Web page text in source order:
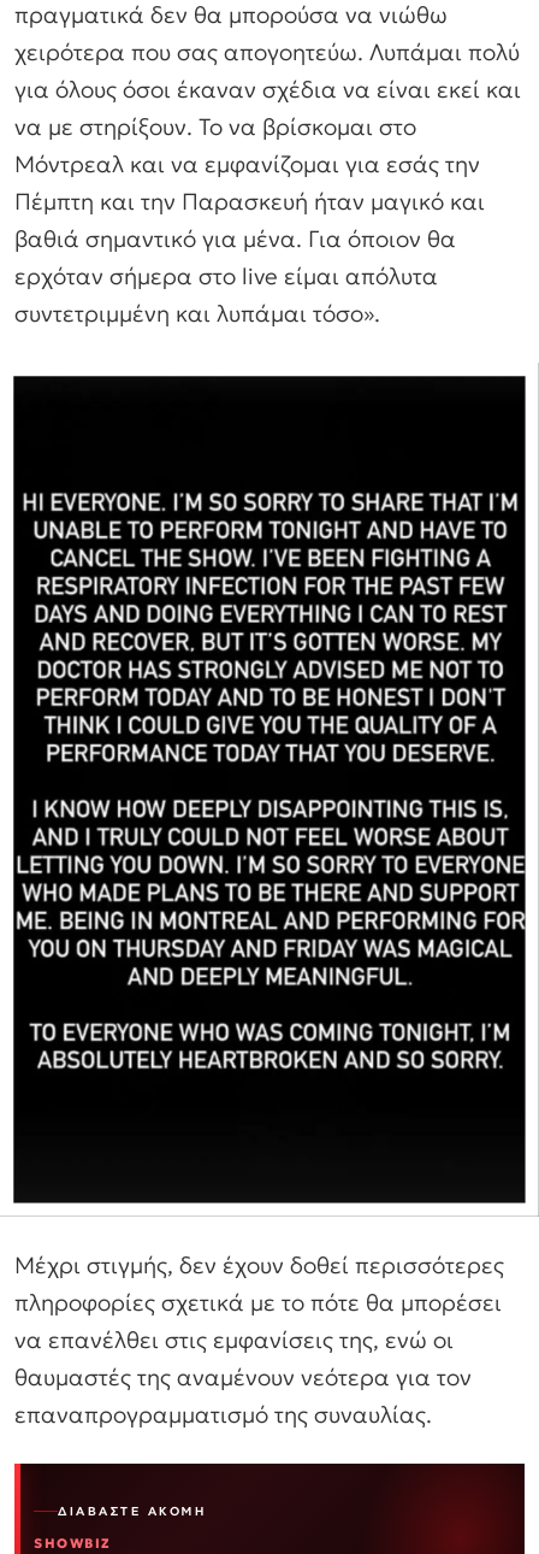
πραγματικά δεν θα μπορούσα να νιώθω
χειρότερα που σας απογοητεύω. Λυπάμαι πολύ
για όλους όσοι έκαναν σχέδια να είναι εκεί και
να με στηρίξουν. Το να βρίσκομαι στο
Μόντρεαλ και να εμφανίζομαι για εσάς την
Πέμπτη και την Παρασκευή ήταν μαγικό και
βαθιά σημαντικό για μένα. Για όποιον θα
ερχόταν σήμερα στο live είμαι απόλυτα
συντετριμμένη και λυπάμαι τόσο».
Μέχρι στιγμής, δεν έχουν δοθεί περισσότερες
πληροφορίες σχετικά με το πότε θα μπορέσει
να επανέλθει στις εμφανίσεις της, ενώ οι
θαυμαστές της αναμένουν νεότερα για τον
επαναπρογραμματισμό της συναυλίας.
ΔΙΑΒΆΣΤΕ ΑΚΌΜΗ
SHOWBIZ